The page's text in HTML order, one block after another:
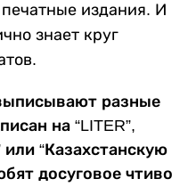
издания. И
знает круг
разные
на “LITER”,
или “Казахстанскую
досуговое чтиво